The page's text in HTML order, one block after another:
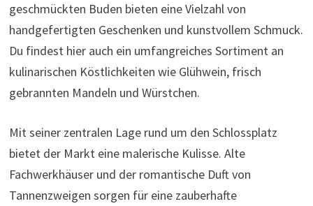
geschmückten Buden bieten eine Vielzahl von
handgefertigten Geschenken und kunstvollem Schmuck.
Du findest hier auch ein umfangreiches Sortiment an
kulinarischen Köstlichkeiten wie Glühwein, frisch
gebrannten Mandeln und Würstchen.
Mit seiner zentralen Lage rund um den Schlossplatz
bietet der Markt eine malerische Kulisse. Alte
Fachwerkhäuser und der romantische Duft von
Tannenzweigen sorgen für eine zauberhafte